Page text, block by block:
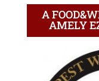
A
AMELY